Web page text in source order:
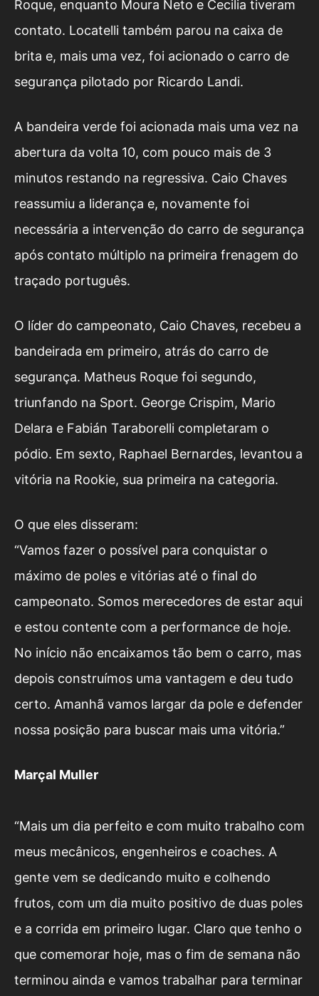
Roque, enquanto Moura Neto e Cecilia tiveram
contato. Locatelli também parou na caixa de
brita e, mais uma vez, foi acionado o carro de
segurança pilotado por Ricardo Landi.
A bandeira verde foi acionada mais uma vez na
abertura da volta 10, com pouco mais de 3
minutos restando na regressiva. Caio Chaves
reassumiu a liderança e, novamente foi
necessária a intervenção do carro de segurança
após contato múltiplo na primeira frenagem do
traçado português.
O líder do campeonato, Caio Chaves, recebeu a
bandeirada em primeiro, atrás do carro de
segurança. Matheus Roque foi segundo,
triunfando na Sport. George Crispim, Mario
Delara e Fabián Taraborelli completaram o
pódio. Em sexto, Raphael Bernardes, levantou a
vitória na Rookie, sua primeira na categoria.
O que eles disseram:
“Vamos fazer o possível para conquistar o
máximo de poles e vitórias até o final do
campeonato. Somos merecedores de estar aqui
e estou contente com a performance de hoje.
No início não encaixamos tão bem o carro, mas
depois construímos uma vantagem e deu tudo
certo. Amanhã vamos largar da pole e defender
nossa posição para buscar mais uma vitória.”
Marçal Muller
“Mais um dia perfeito e com muito trabalho com
meus mecânicos, engenheiros e coaches. A
gente vem se dedicando muito e colhendo
frutos, com um dia muito positivo de duas poles
e a corrida em primeiro lugar. Claro que tenho o
que comemorar hoje, mas o fim de semana não
terminou ainda e vamos trabalhar para terminar